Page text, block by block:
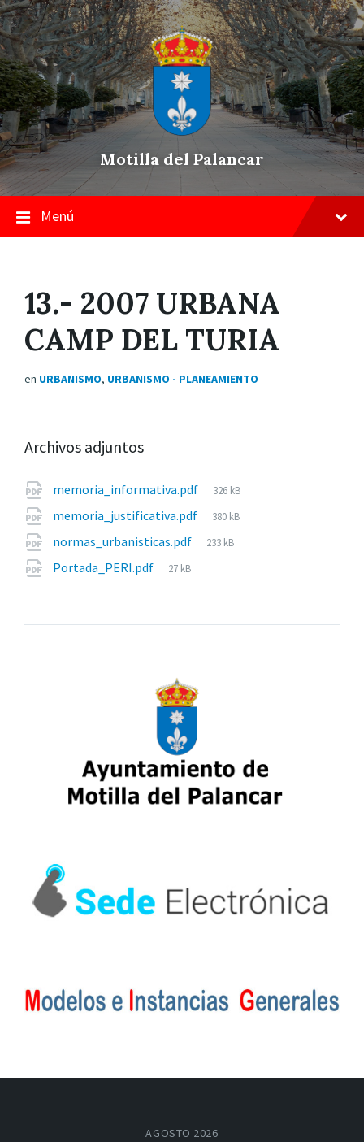
Skip
to
content
Saltar
a
la
navegación
principal
Saltar
a
pie
de
página
Motilla del Palancar
Menú
13.- 2007 URBANA
CAMP DEL TURIA
en URBANISMO, URBANISMO - PLANEAMIENTO
Archivos adjuntos
memoria_informativa.pdf
Tamaño
archivo:
326 kB
memoria_justificativa.pdf
Tamaño
archivo:
380 kB
normas_urbanisticas.pdf
Tamaño
233 kB
Portada_PERI.pdf
Tamaño
27 kB
AGOSTO 2026